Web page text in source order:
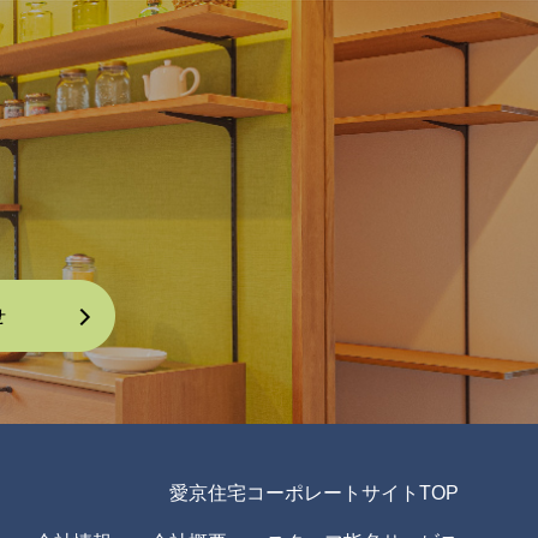
愛京住宅コーポレートサイトTOP